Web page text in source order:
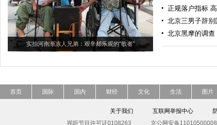
实拍河南渐冻人兄弟：艰辛却乐观的“歌者”
正规落户指标
北京三男子辞别
北京黑摩的调查
首页 国际 国内 财经 文化 生活 图片
关于我们 互联网举报中心
视听节目许可证0108263
京公网安备